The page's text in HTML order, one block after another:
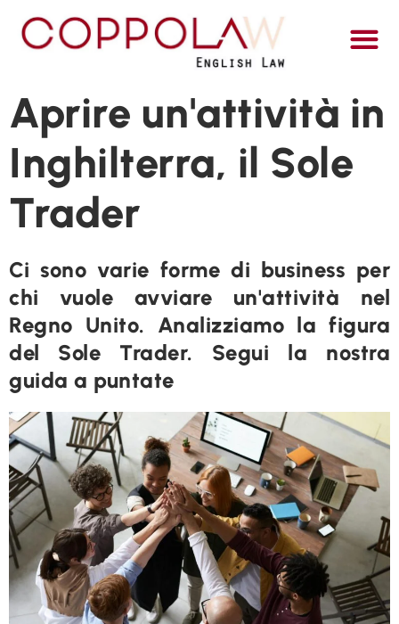
Aprire un'attività in
Inghilterra, il Sole
Trader
Ci sono varie forme di business per
chi vuole avviare un'attività nel
Regno Unito. Analizziamo la figura
del Sole Trader. Segui la nostra
guida a puntate